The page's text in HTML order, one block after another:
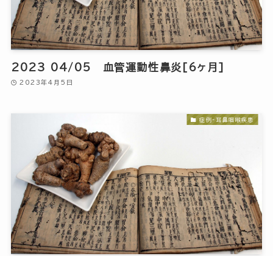
2023 04/05 血管運動性鼻炎[6ヶ月]
2023年4月5日
症例-耳鼻咽喉疾患